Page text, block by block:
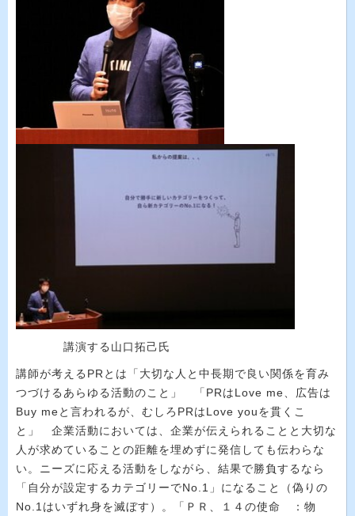
講演する山口拓己氏
講師が考える PR とは「大切な人と中長期で良い関係を育み
つづけるあらゆる活動のこと」 「PRはLove me 、広告は
Buy meと言われるが、むしろ PRはLove youを貫くこ
と」 企業活動においては、企業が伝えられることと大切な
人が求めていることの距離を埋めずに発信しても伝わらな
い。ニーズに応える活動をしながら、結果で勝負するなら
「自分が設定するカテゴリーでNo.1 」になること（偽りの
No.1 はいずれ身を滅ぼす）。「ＰＲ、１４の使命 ：物